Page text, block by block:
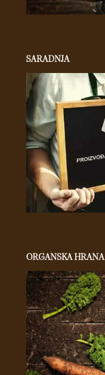
SARADNJA
ORGANSKA HRANA